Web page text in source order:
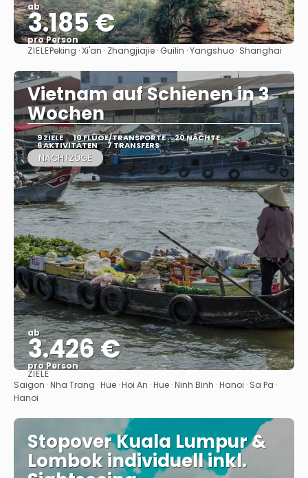
ab
3.185 €
pro Person
Sehen
ZIELEPeking · Xi'an · Zhangjiajie · Guilin · Yangshuo · Shanghai
Vietnam auf Schienen in 3
Wochen
9 ZIELE 10 FLÜGE/TRANSPORTE 20 NÄCHTE
6 AKTIVITÄTEN 7 TRANSFERS
NACHTZÜGE
ab
3.426 €
pro Person
Sehen
ZIELE
Saigon · Nha Trang · Hue · Hoi An · Hue · Ninh Binh · Hanoi · Sa Pa ·
Hanoi
Stopover Kuala Lumpur &
Lombok individuell inkl.